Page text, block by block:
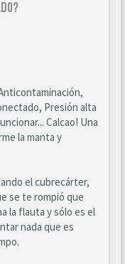
Presión alta
Calcao! Una
la manta y
el cubrecárter,
se te rompió que
la flauta y sólo es el
nada que es